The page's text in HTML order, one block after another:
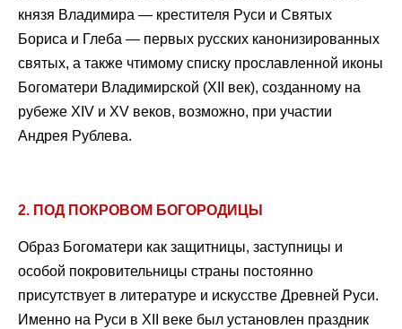
князя Владимира — крестителя Руси и Святых
Бориса и Глеба — первых русских канонизированных
святых, а также чтимому списку прославленной иконы
Богоматери Владимирской (XII век), созданному на
рубеже XIV и XV веков, возможно, при участии
Андрея Рублева.
2. ПОД ПОКРОВОМ БОГОРОДИЦЫ
Образ Богоматери как защитницы, заступницы и
особой покровительницы страны постоянно
присутствует в литературе и искусстве Древней Руси.
Именно на Руси в XII веке был установлен праздник